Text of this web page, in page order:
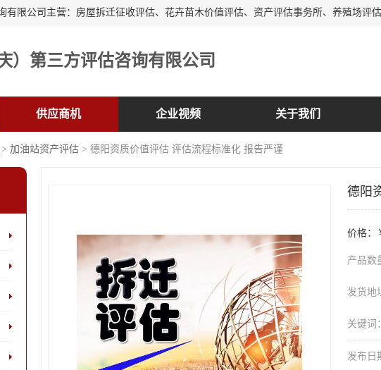
）第三方评估咨询有限公司
供应商机 企业视频 关于我们
> 加油站资产评估 > 德阳资质价值评估 评估流程标准化 报告严谨
德阳
价格：
产品数
发货地
关键词：
发布日